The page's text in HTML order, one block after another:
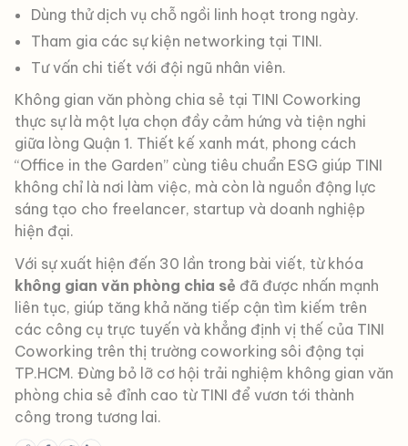
Dùng thử dịch vụ chỗ ngồi linh hoạt trong ngày.
Tham gia các sự kiện networking tại TINI.
Tư vấn chi tiết với đội ngũ nhân viên.
Không gian văn phòng chia sẻ tại TINI Coworking
thực sự là một lựa chọn đầy cảm hứng và tiện nghi
giữa lòng Quận 1. Thiết kế xanh mát, phong cách
“Office in the Garden” cùng tiêu chuẩn ESG giúp TINI
không chỉ là nơi làm việc, mà còn là nguồn động lực
sáng tạo cho freelancer, startup và doanh nghiệp
hiện đại.
Với sự xuất hiện đến 30 lần trong bài viết, từ khóa
không gian văn phòng chia sẻ đã được nhấn mạnh
liên tục, giúp tăng khả năng tiếp cận tìm kiếm trên
các công cụ trực tuyến và khẳng định vị thế của TINI
Coworking trên thị trường coworking sôi động tại
TP.HCM. Đừng bỏ lỡ cơ hội trải nghiệm không gian văn
phòng chia sẻ đỉnh cao từ TINI để vươn tới thành
công trong tương lai.